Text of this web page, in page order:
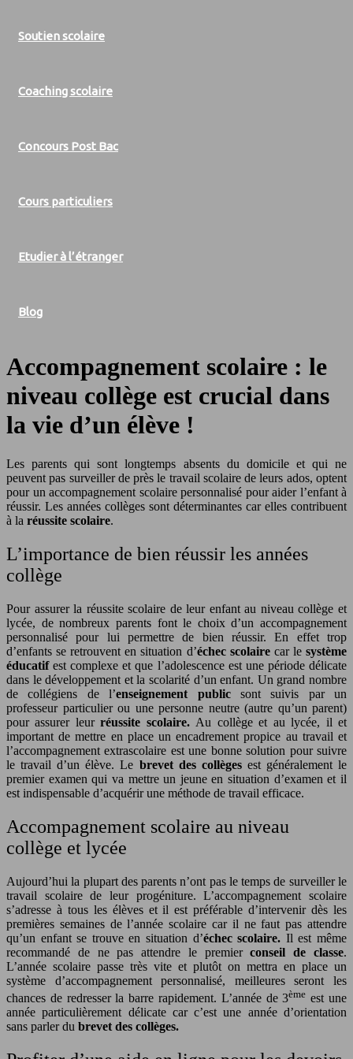
Soutien scolaire
Coaching scolaire
Concours Post Bac
Cours particuliers
Etudier à l’étranger
Blog
Accompagnement scolaire : le
niveau collège est crucial dans
la vie d’un élève !
Les parents qui sont longtemps absents du domicile et qui ne
peuvent pas surveiller de près le travail scolaire de leurs ados, optent
pour un accompagnement scolaire personnalisé pour aider l’enfant à
réussir. Les années collèges sont déterminantes car elles contribuent
à la réussite scolaire.
L’importance de bien réussir les années
collège
Pour assurer la réussite scolaire de leur enfant au niveau collège et
lycée, de nombreux parents font le choix d’un accompagnement
personnalisé pour lui permettre de bien réussir. En effet trop
d’enfants se retrouvent en situation d’échec scolaire car lesystème
éducatifest complexe et que l’adolescence est une période délicate
dans le développement et la scolarité d’un enfant. Un grand nombre
de collégiens de l’enseignement public sont suivis par un
professeur particulier ou une personne neutre (autre qu’un parent)
pour assurer leurréussite scolaire.Au collège et au lycée, il et
important de mettre en place un encadrement propice au travail et
l’accompagnement extrascolaire est une bonne solution pour suivre
le travail d’un élève. Le brevet des collègesest généralement le
premier examen qui va mettre un jeune en situation d’examen et il
est indispensable d’acquérir une méthode de travail efficace.
Accompagnement scolaire au niveau
collège et lycée
Aujourd’hui la plupart des parents n’ont pas le temps de surveiller le
travail scolaire de leur progéniture. L’accompagnement scolaire
s’adresse à tous les élèves et il est préférable d’intervenir dès les
premières semaines de l’année scolaire car il ne faut pas attendre
qu’un enfant se trouve en situation d’échec scolaire. Il est même
recommandé de ne pas attendre le premierconseil de classe.
L’année scolaire passe très vite et plutôt on mettra en place un
système d’accompagnement personnalisé, meilleures seront les
chances de redresser la barre rapidement. L’année de 3ème est une
année particulièrement délicate car c’est une année d’orientation
sans parler du brevet des collèges.